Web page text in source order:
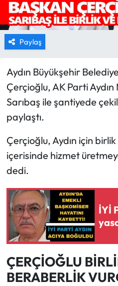
Paylaş
Aydın Büyükşehir
Çerçioğlu, AK Parti
Sarıbaş ile şantiyede
paylaştı.
Çerçioğlu, Aydın için
içerisinde hizmet
dedi.
İYİ
ÇERÇİOĞLU
BERABERLİK
RESMİ İLANLAR
HABER İLAN